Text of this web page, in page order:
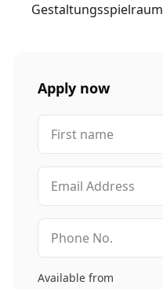
Gestaltungsspielraum
Apply now
Available from